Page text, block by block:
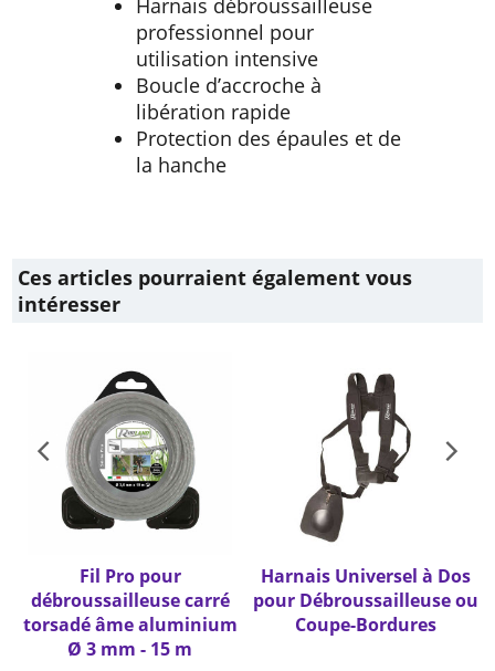
confort
Harnais débroussailleuse
professionnel pour
utilisation intensive
la hanche
Ces articles pourraient également vous
intéresser